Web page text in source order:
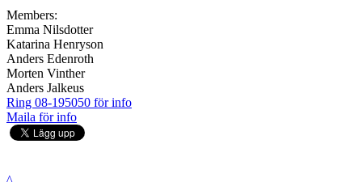
Members:
Emma Nilsdotter
Katarina Henryson
Anders Edenroth
Morten Vinther
Anders Jalkeus
Ring 08-195050 för info
Maila för info